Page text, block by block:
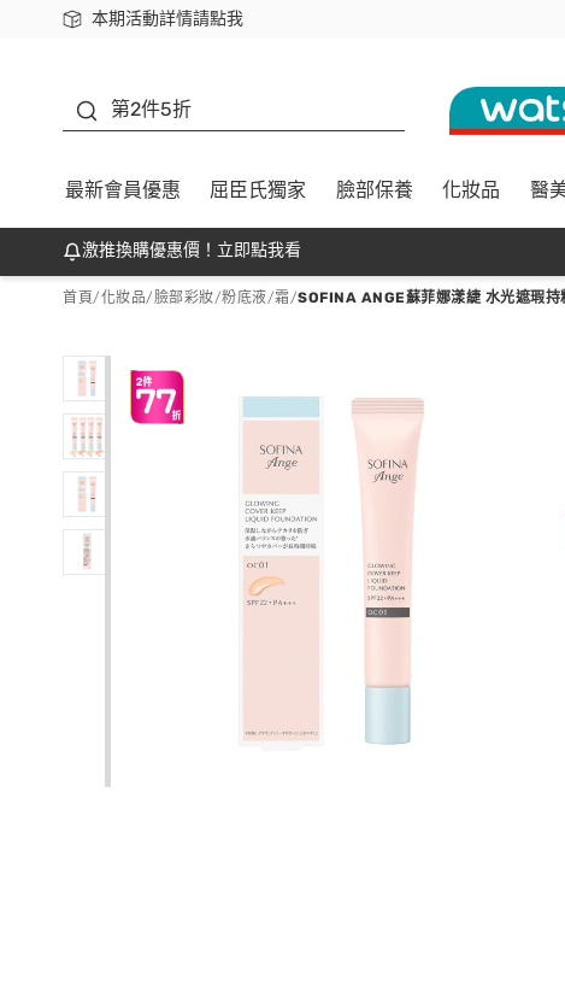
本期活動詳情請點我
下載app最高回饋$350
第2件5折
最新會員優惠 屈臣氏獨家 臉部保養 化妝品 醫
激推換購優惠價！立即點我看
首頁/化妝品/臉部彩妝/粉底液/霜/SOFINA ANGE蘇菲娜漾緁 水光遮瑕